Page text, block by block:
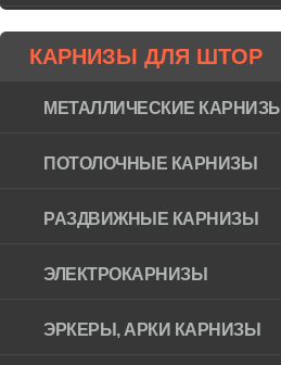
КАРНИЗЫ ДЛЯ ШТОР
МЕТАЛЛИЧЕСКИЕ КАРНИЗЫ
ПОТОЛОЧНЫЕ КАРНИЗЫ
РАЗДВИЖНЫЕ КАРНИЗЫ
ЭЛЕКТРОКАРНИЗЫ
ЭРКЕРЫ, АРКИ КАРНИЗЫ